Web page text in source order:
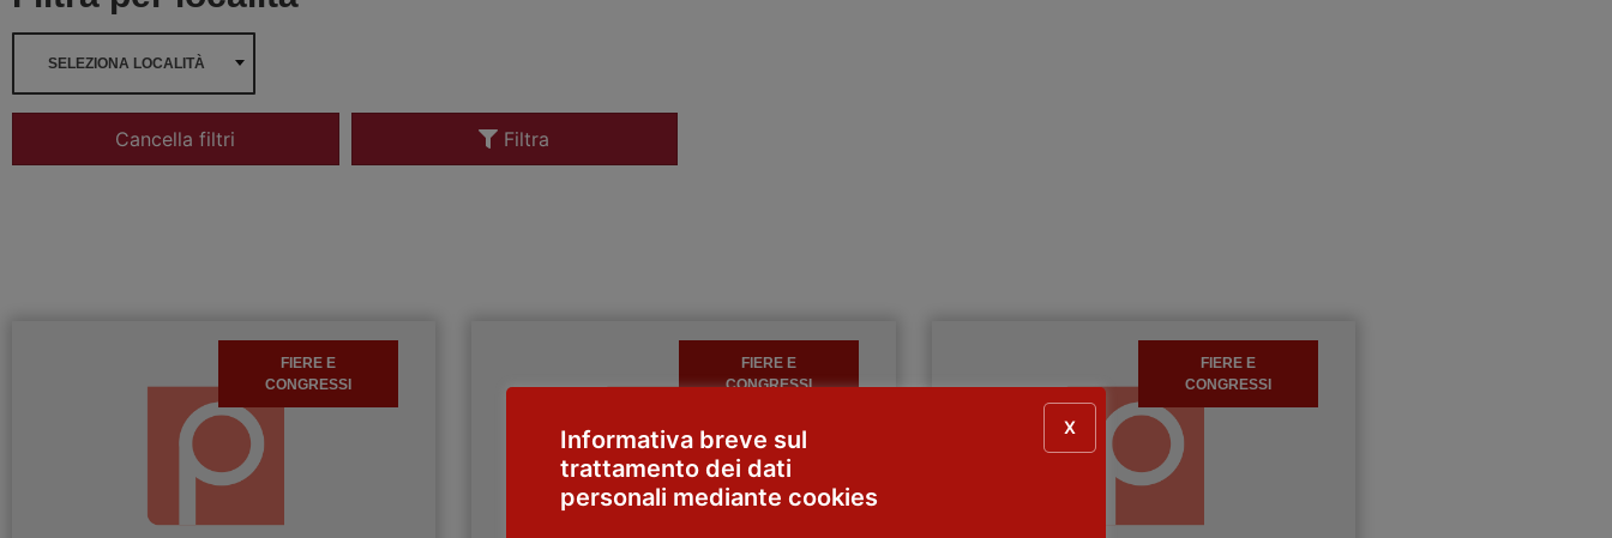
SELEZIONA LOCALITÀ
Cancella filtri Filtra
FIERE E
CONGRESSI
FIERE E
CONGRESSI
FIERE E
CONGRESSI
Informativa breve sul
trattamento dei dati
personali mediante cookies
X